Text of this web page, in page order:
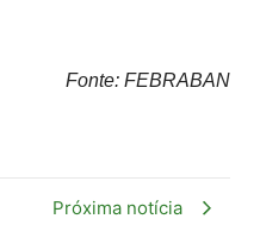
Fonte: FEBRABAN
Próxima notícia